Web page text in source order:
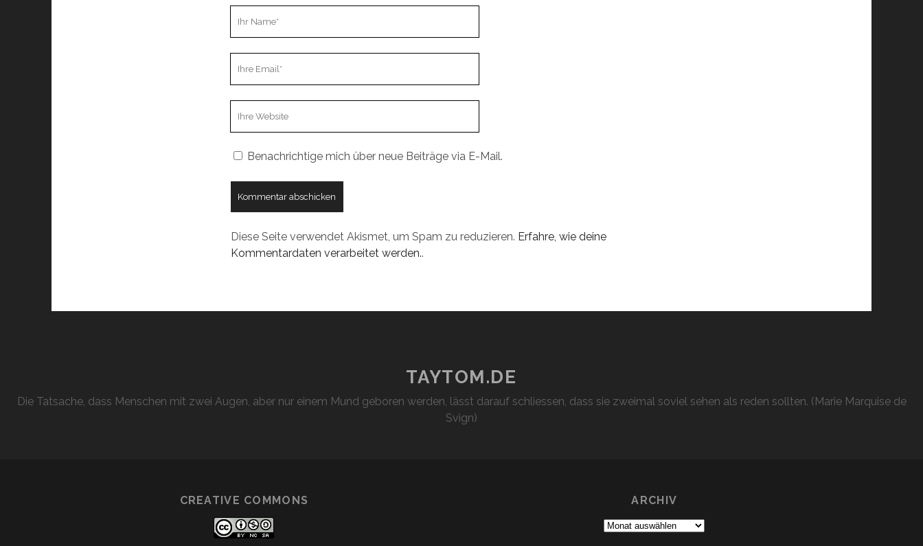
Benachrichtige mich über neue Beiträge via E-Mail.
Diese Seite verwendet Akismet, um Spam zu reduzieren. Erfahre, wie deine
Kommentardaten verarbeitet werden..
TAYTOM.DE
Die Tatsache, dass Menschen mit zwei Augen, aber nur einem Mund geboren werden, lässt darauf schliessen, dass sie zweimal soviel sehen als reden sollten. (Marie Marquise de
Svign)
CREATIVE COMMONS
ARCHIV
Archiv